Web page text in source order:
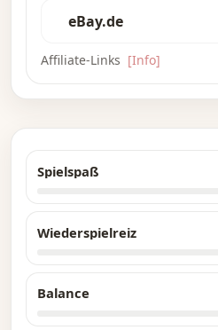
eBay.de
Affiliate-Links [Info]
Spielspaß
Wiederspielreiz
Balance